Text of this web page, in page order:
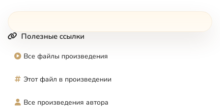
Полезные ссылки
Все файлы произведения
Этот файл в произведении
Все произведения автора